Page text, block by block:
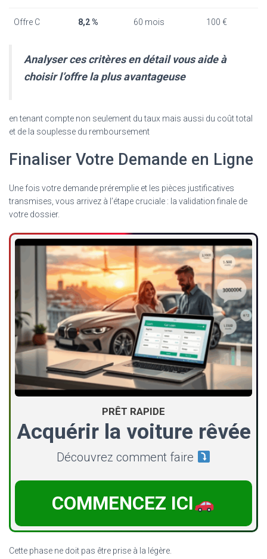
Offre C 8,2 % 60 mois 100 €
Analyser ces critères en détail vous aide à
choisir l’offre la plus avantageuse
en tenant compte non seulement du taux mais aussi du coût total
et de la souplesse du remboursement
Finaliser Votre Demande en Ligne
Une fois votre demande préremplie et les pièces justificatives
transmises, vous arrivez à l’étape cruciale : la validation finale de
votre dossier.
PRÊT RAPIDE
Acquérir la voiture rêvée
Découvrez comment faire
COMMENCEZ ICI
Cette phase ne doit pas être prise à la légère.